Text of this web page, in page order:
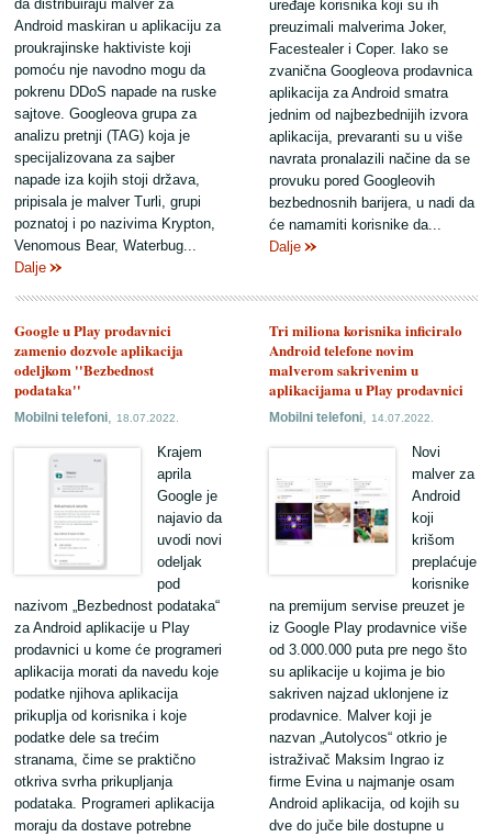
uređaje korisnika koji su ih
preuzimali malverima Joker,
Facestealer i Coper. Iako se
zvanična Googleova prodavnica
aplikacija za Android smatra
jednim od najbezbednijih izvora
aplikacija, prevaranti su u više
navrata pronalazili načine da se
provuku pored Googleovih
bezbednosnih barijera, u nadi da
će namamiti korisnike da...
Dalje
da distribuiraju malver za
Android maskiran u aplikaciju za
proukrajinske haktiviste koji
pomoću nje navodno mogu da
pokrenu DDoS napade na ruske
sajtove. Googleova grupa za
analizu pretnji (TAG) koja je
specijalizovana za sajber
napade iza kojih stoji država,
pripisala je malver Turli, grupi
poznatoj i po nazivima Krypton,
Venomous Bear, Waterbug...
Dalje
Tri miliona korisnika inficiralo
Android telefone novim
malverom sakrivenim u
aplikacijama u Play prodavnici
Mobilni telefoni,14.07.2022.
Novi
malver za
Android
koji
krišom
preplaćuje
korisnike
na premijum servise preuzet je
iz Google Play prodavnice više
od 3.000.000 puta pre nego što
su aplikacije u kojima je bio
sakriven najzad uklonjene iz
prodavnice. Malver koji je
nazvan „Autolycos“ otkrio je
istraživač Maksim Ingrao iz
firme Evina u najmanje osam
Android aplikacija, od kojih su
dve do juče bile dostupne u
Google u Play prodavnici
zamenio dozvole aplikacija
odeljkom ''Bezbednost
podataka''
Mobilni telefoni,18.07.2022.
Krajem
aprila
Google je
najavio da
uvodi novi
odeljak
pod
nazivom „Bezbednost podataka“
za Android aplikacije u Play
prodavnici u kome će programeri
aplikacija morati da navedu koje
podatke njihova aplikacija
prikuplja od korisnika i koje
podatke dele sa trećim
stranama, čime se praktično
otkriva svrha prikupljanja
podataka. Programeri aplikacija
moraju da dostave potrebne